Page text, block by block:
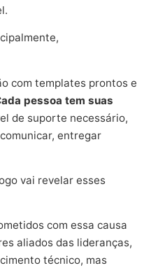
com templates prontos e
pessoa tem suas
de suporte necessário,
entregar
vai revelar esses
com essa causa
aliados das lideranças,
técnico, mas